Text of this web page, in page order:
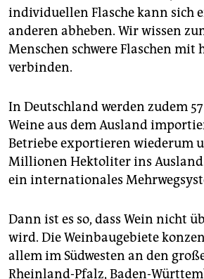
individuellen Flasche kann sich
anderen abheben. Wir wissen
Menschen schwere Flaschen
verbinden.
In Deutschland werden zudem
Weine aus dem Ausland
Betriebe exportieren wiederum
Millionen Hektoliter ins
ein internationales
Dann ist es so, dass Wein nicht
wird. Die Weinbaugebiete
allem im Südwesten an den
Rheinland-Pfalz, Baden-